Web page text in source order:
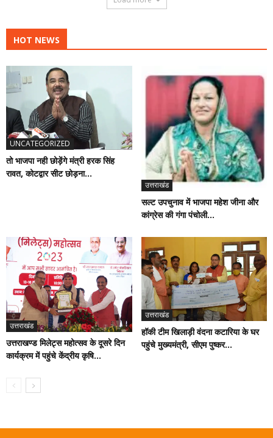
HOT NEWS
UNCATEGORIZED
तो भाजपा नही छोड़ेंगे मंत्री हरक सिंह
रावत, कोटद्वार सीट छोड़ना...
उत्तराखंड
सल्ट उपचुनाव में भाजपा महेश जीना और
कांग्रेस की गंगा पंचोली...
उत्तराखंड
उत्तराखण्ड मिलेट्स महोत्सव के दूसरे दिन
कार्यक्रम में पहुंचे केंद्रीय कृषि...
उत्तराखंड
हॉकी टीम खिलाड़ी वंदना कटारिया के घर
पहुंचे मुख्यमंत्री, सीएम पुष्कर...